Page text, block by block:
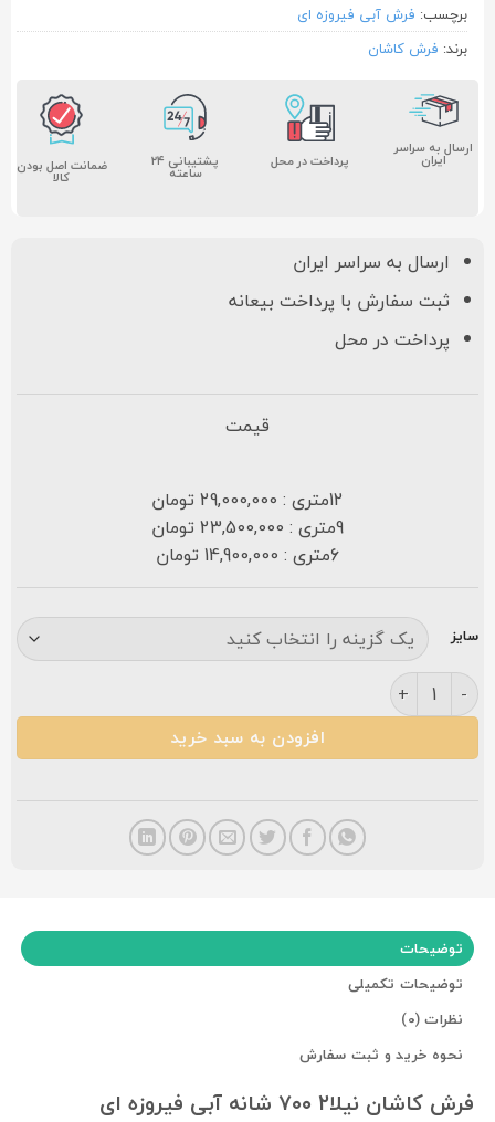
برچسب: فرش آبی فیروزه ای
برند: فرش کاشان
ارسال به سراسر
ایران پرداخت در محل پشتیبانی ۲۴
ساعته ضمانت اصل بودن
کالا
ارسال به سراسر ایران
ثبت سفارش با پرداخت بیعانه
پرداخت در محل
قیمت
12متری : 29,000,000 تومان
9متری : 23,500,000 تومان
6متری : 14,900,000 تومان
سایز
فرش کاشان نیلا۲ ۷۰۰ شانه آبی فیروزه ای عدد
افزودن به سبد خرید
توضیحات
توضیحات تکمیلی
نظرات (0)
نحوه خرید و ثبت سفارش
فرش کاشان نیلا۲ ۷۰۰ شانه آبی فیروزه ای